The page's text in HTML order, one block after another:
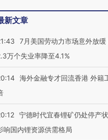
跨国走私7万
尿检体内含3种
视线｜被称为“蟑螂”
度Z世代 用街头抗争
新文章
7月美国劳动力市场意外放缓
万个失业率降至4.1%
海外金融专才回流香港 外籍
宁德时代宜春锂矿仍处停产
响国内锂资源供需格局